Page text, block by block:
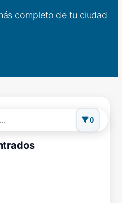
completo de tu ciudad
0